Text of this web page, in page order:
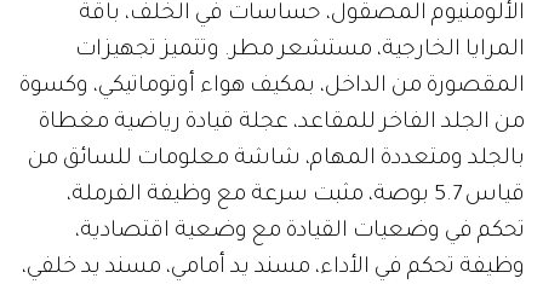
الألومنيوم المصقول، حساسات في الخلف، باقة
المرايا الخارجية، مستشعر مطر. وتتميز تجهيزات
المقصورة من الداخل، بمكيف هواء أوتوماتيكي، وكسوة
من الجلد الفاخر للمقاعد، عجلة قيادة رياضية مغطاة
بالجلد ومتعددة المهام، شاشة معلومات للسائق من
قياس 5.7 بوصة، مثبت سرعة مع وظيفة الفرملة،
تحكم في وضعيات القيادة مع وضعية اقتصادية،
وظيفة تحكم في الأداء، مسند يد أمامي، مسند يد خلفي،